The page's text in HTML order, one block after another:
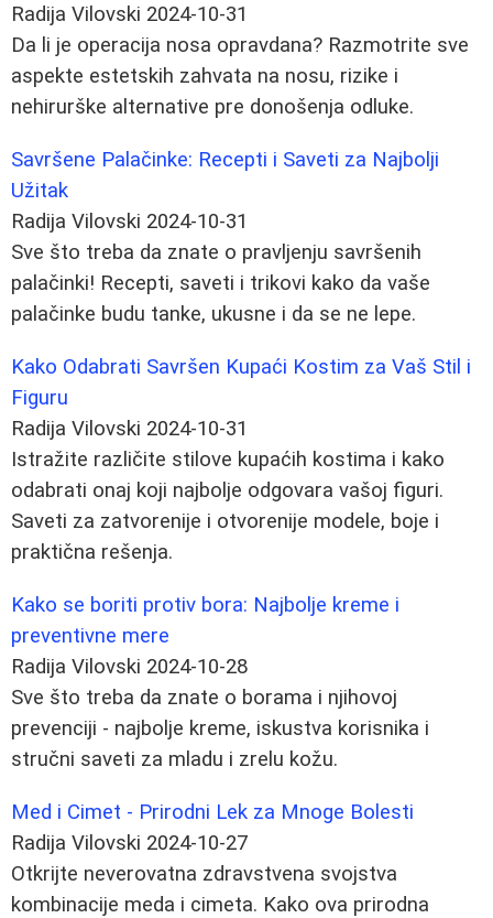
Radija Vilovski 2024-10-31
Da li je operacija nosa opravdana? Razmotrite sve
aspekte estetskih zahvata na nosu, rizike i
nehirurške alternative pre donošenja odluke.
Savršene Palačinke: Recepti i Saveti za Najbolji
Užitak
Radija Vilovski 2024-10-31
Sve što treba da znate o pravljenju savršenih
palačinki! Recepti, saveti i trikovi kako da vaše
palačinke budu tanke, ukusne i da se ne lepe.
Kako Odabrati Savršen Kupaći Kostim za Vaš Stil i
Figuru
Radija Vilovski 2024-10-31
Istražite različite stilove kupaćih kostima i kako
odabrati onaj koji najbolje odgovara vašoj figuri.
Saveti za zatvorenije i otvorenije modele, boje i
praktična rešenja.
Kako se boriti protiv bora: Najbolje kreme i
preventivne mere
Radija Vilovski 2024-10-28
Sve što treba da znate o borama i njihovoj
prevenciji - najbolje kreme, iskustva korisnika i
stručni saveti za mladu i zrelu kožu.
Med i Cimet - Prirodni Lek za Mnoge Bolesti
Radija Vilovski 2024-10-27
Otkrijte neverovatna zdravstvena svojstva
kombinacije meda i cimeta. Kako ova prirodna